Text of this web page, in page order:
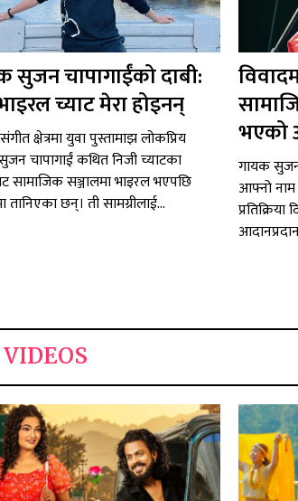
सुजन चापागाईंको दाबी:
च्याट मेरा होइनन्
क्षेत्रमा युवा पुस्तामाझ लोकप्रिय
चापागाईं कथित निजी च्याटका
सामाजिक सञ्जालमा भाइरल भएपछि
तानिएका छन्। ती सामग्रीलाई...
गायक सुजन
आफ्नो नाम